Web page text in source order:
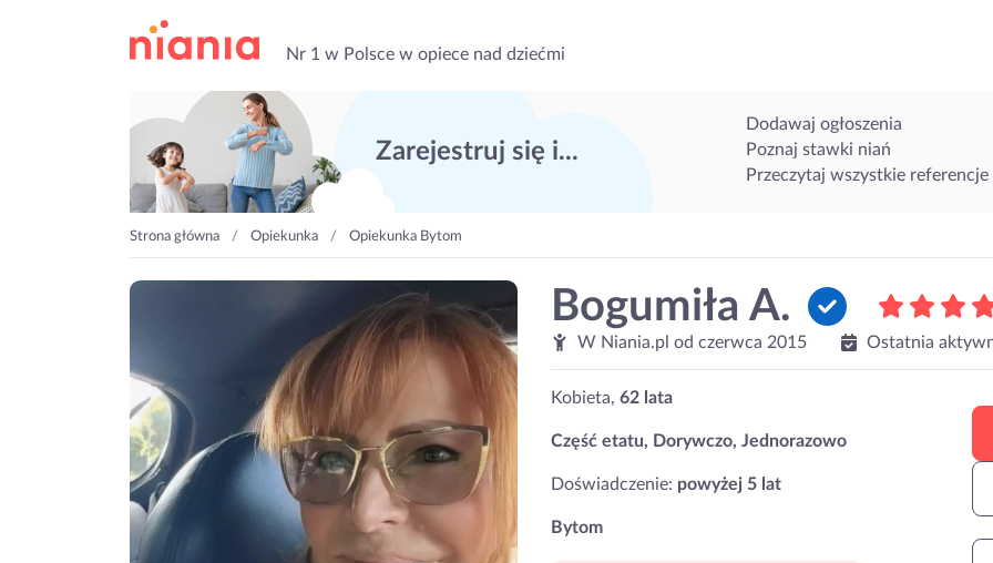
Nr 1 w Polsce w opiece nad dziećmi
Zarejestruj się i...
Dodawaj ogłoszenia
Poznaj stawki niań
Przeczytaj wszystkie referencje
Strona główna Opiekunka Opiekunka Bytom
Bogumiła A.
W Niania.pl od czerwca 2015 Ostatnia
Kobieta, 62 lata
Część etatu, Dorywczo, Jednorazowo
Doświadczenie: powyżej 5 lat
Bytom